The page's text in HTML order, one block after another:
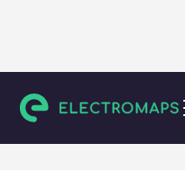
Saint-Ghislain